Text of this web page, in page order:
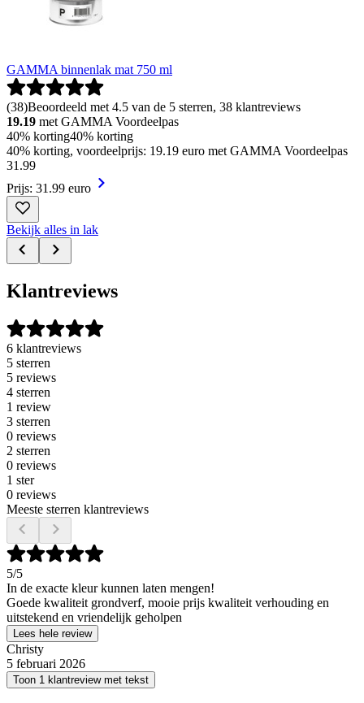
GAMMA binnenlak mat 750 ml
(38)Beoordeeld met 4.5 van de 5 sterren, 38 klantreviews
19.19 met GAMMA Voordeelpas
40% korting40% korting
40% korting, voordeelprijs: 19.19 euro met GAMMA Voordeelpas
31 .99
Prijs: 31.99 euro
Bekijk alles in lak
Klantreviews
6 klantreviews
5 sterren
5 reviews
4 sterren
1 review
3 sterren
0 reviews
2 sterren
0 reviews
1 ster
0 reviews
Meeste sterren klantreviews
5/5
In de exacte kleur kunnen laten mengen!
Goede kwaliteit grondverf, mooie prijs kwaliteit verhouding en
uitstekend en vriendelijk geholpen
Lees hele review
Christy
5 februari 2026
Toon 1 klantreview met tekst